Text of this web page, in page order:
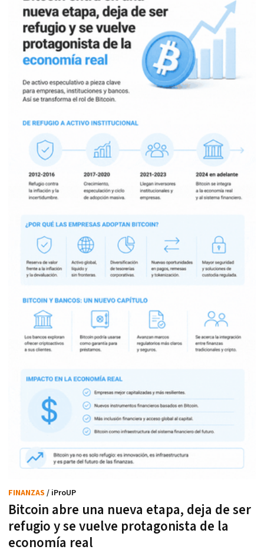
Bitcoin abre una nueva etapa, deja de ser
refugio y se vuelve protagonista de la
economía real
FINANZAS / iProUP